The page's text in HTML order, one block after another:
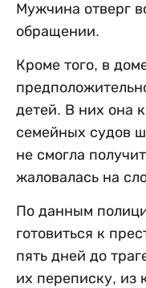
Мужчина отверг
обращении.
Кроме того, в
детей. В них она
семейных судов
не смогла
жаловалась на
По данным
готовиться к
пять дней до
их переписку, из